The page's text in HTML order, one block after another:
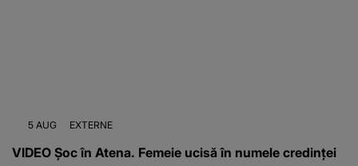
5 AUG EXTERNE
VIDEO Șoc în Atena. Femeie ucisă în numele credinței